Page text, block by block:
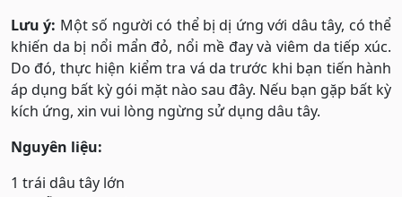
Lưu ý: Một số người có thể bị dị ứng với dâu tây, có thể
khiến da bị nổi mẩn đỏ, nổi mề đay và viêm da tiếp xúc.
Do đó, thực hiện kiểm tra vá da trước khi bạn tiến hành
áp dụng bất kỳ gói mặt nào sau đây. Nếu bạn gặp bất kỳ
kích ứng, xin vui lòng ngừng sử dụng dâu tây.
Nguyên liệu:
1 trái dâu tây lớn